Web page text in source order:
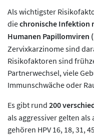
Als wichtigster
diechronische Infektion
Humanen Papillomviren
Zervixkarzinome sind
Risikofaktoren sind
Partnerwechsel, viele
Immunschwäche oder
Es gibt rund 200
als aggressiver gelten
gehören HPV 16, 18, 31,